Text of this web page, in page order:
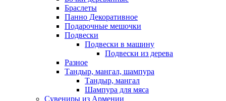
Браслеты
Панно Декоративное
Подарочные мешочки
Подвески
Подвески в машину
Подвески из дерева
Разное
Тандыр, мангал, шампура
Тандыр, мангал
Шампура для мяса
Сувениры из Армении